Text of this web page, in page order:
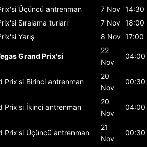
Üçüncü antrenman 7 Nov 14:30
Sıralama turları 7 Nov 18:00
Yarış 8 Nov 17:00
Grand Prix'si
22
Nov
04:00
Prix'si Birinci antrenman
20
Nov
00:30
Prix'si İkinci antrenman
20
Nov
04:00
Prix'si Üçüncü antrenman
21
Nov
00:30